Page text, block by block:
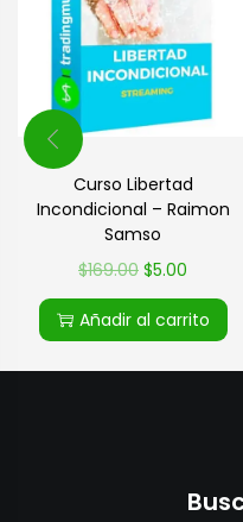
Curso Libertad
Incondicional – Raimon
Samso
$169.00 $5.00
Añadir al carrito